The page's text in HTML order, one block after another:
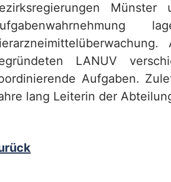
LANUV
Aufgaben.
lang Leiterin der